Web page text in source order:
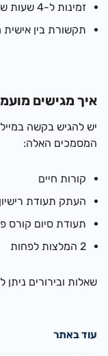
זמינות ל-4 שעות שבועיות לפחות.
תקשורת בין אישית
איך מגישים
יש להגיש בקשה במייל
המסמכים האלה:
קורות חיים
העתק תעודת רישיון
תעודת סיום קורס
2 המלצות לפחות
שאלות ובירורים ניתן
עוד באתר